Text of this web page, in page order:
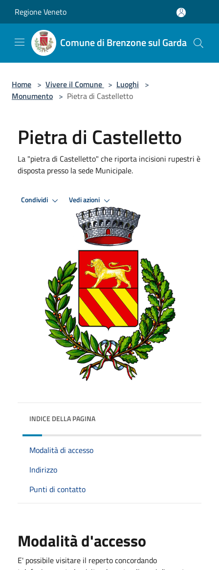
Regione Veneto
Comune di Brenzone sul Garda
Home > Vivere il Comune > Luoghi >
Monumento > Pietra di Castelletto
Pietra di Castelletto
La "pietra di Castelletto" che riporta incisioni rupestri è
disposta presso la sede Municipale.
Condividi Vedi azioni
INDICE DELLA PAGINA
Modalità di accesso
Indirizzo
Punti di contatto
Modalità d'accesso
E' possibile visitare il reperto concordando